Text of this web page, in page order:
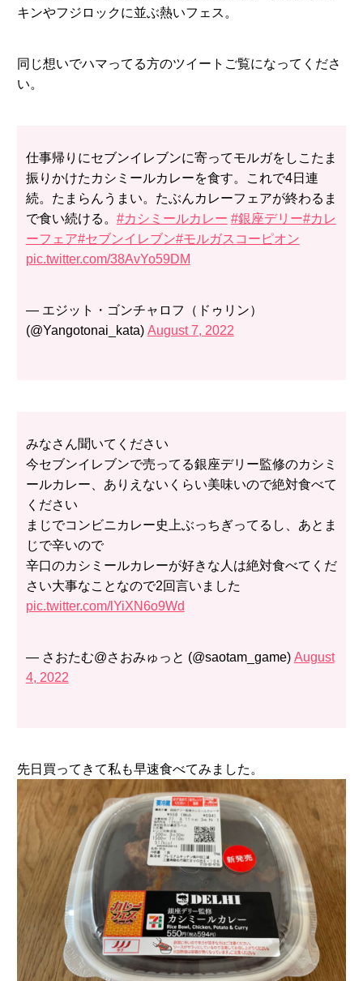
キンやフジロックに並ぶ熱いフェス。
同じ想いでハマってる方のツイートご覧になってくださ
い。
仕事帰りにセブンイレブンに寄ってモルガをしこたま
振りかけたカシミールカレーを食す。これで4日連
続。たまらんうまい。たぶんカレーフェアが終わるま
で食い続ける。 #カシミールカレー #銀座デリー#カレ
ーフェア#セブンイレブン#モルガスコーピオン
pic.twitter.com/38AvYo59DM
— エジット・ゴンチャロフ（ドゥリン）
(@Yangotonai_kata) August 7, 2022
みなさん聞いてください
今セブンイレブンで売ってる銀座デリー監修のカシミ
ールカレー、ありえないくらい美味いので絶対食べて
ください
まじでコンビニカレー史上ぶっちぎってるし、あとま
じで辛いので
辛口のカシミールカレーが好きな人は絶対食べてくだ
さい大事なことなので2回言いました
pic.twitter.com/lYiXN6o9Wd
— さおたむ@さおみゅっと (@saotam_game) August
4, 2022
先日買ってきて私も早速食べてみました。